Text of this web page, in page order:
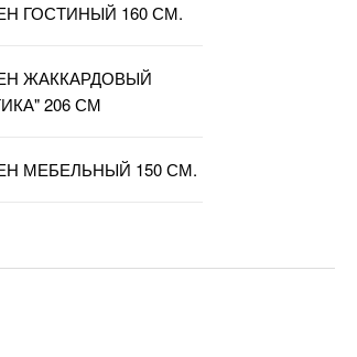
ГОСТИНЫЙ 160 СМ.
ЖАККАРДОВЫЙ
206 СМ
МЕБЕЛЬНЫЙ 150 СМ.